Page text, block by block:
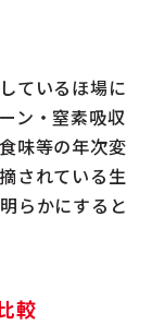
ているほ場に
ン・窒素吸収
味等の年次変
されている生
らかにすると
較